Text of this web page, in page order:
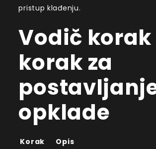
pristup klađenju.
Vodič korak
korak za
opklade
Korak Opis